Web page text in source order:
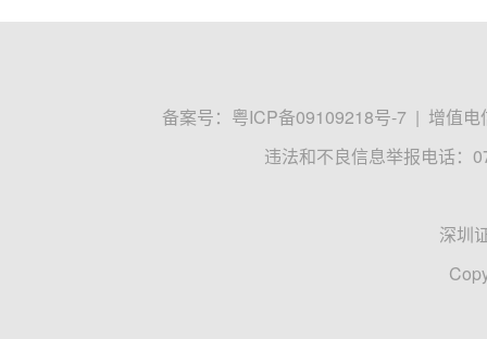
备案号： 粤ICP备09109218号-7 | 增值电
违法和不良信息举报电话：
深圳